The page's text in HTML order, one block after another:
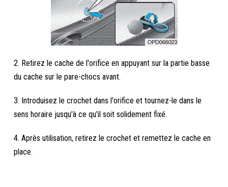
2. Retirez le cache de l'orifice en appuyant sur la partie basse
du cache sur le pare-chocs avant.
3. Introduisez le crochet dans l'orifice et tournez-le dans le
sens horaire jusqu'à ce qu'il soit solidement fixé.
4. Après utilisation, retirez le crochet et remettez le cache en
place.